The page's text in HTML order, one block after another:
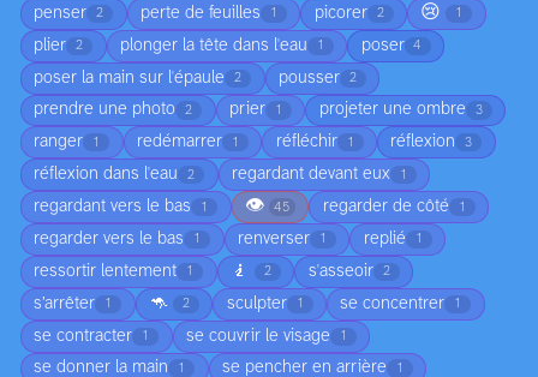
penser 2 perte de feuilles 1 picorer 2 😢 1
plier 2 plonger la tête dans l'eau 1 poser 4
poser la main sur l'épaule 2 pousser 2
prendre une photo 2 prier 1 projeter une ombre 3
ranger 1 redémarrer 1 réfléchir 1 réflexion 3
réflexion dans l'eau 2 regardant devant eux 1
regardant vers le bas 1 👁️ 45 regarder de côté 1
regarder vers le bas 1 renverser 1 replié 1
ressortir lentement 1 🧎 2 s'asseoir 2
s’arrêter 1 🦘 2 sculpter 1 se concentrer 1
se contracter 1 se couvrir le visage 1
se donner la main 1 se pencher en arrière 1